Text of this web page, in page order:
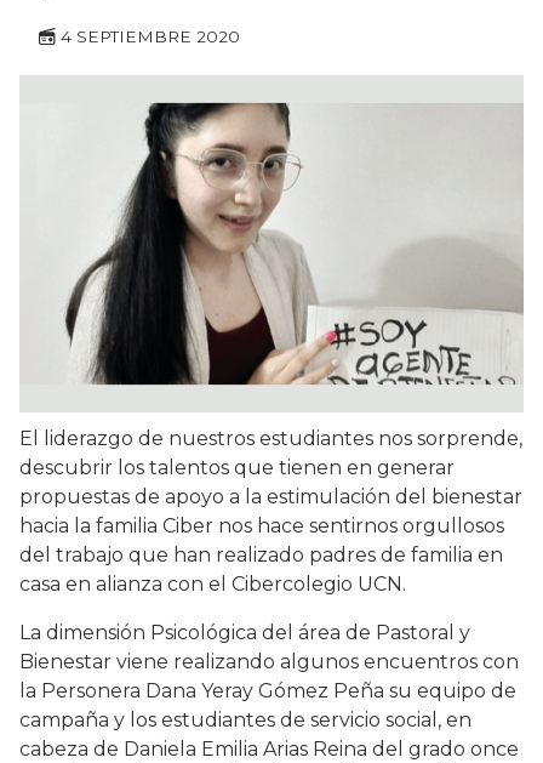
4 SEPTIEMBRE 2020
El liderazgo de nuestros estudiantes nos sorprende,
descubrir los talentos que tienen en generar
propuestas de apoyo a la estimulación del bienestar
hacia la familia Ciber nos hace sentirnos orgullosos
del trabajo que han realizado padres de familia en
casa en alianza con el Cibercolegio UCN.
La dimensión Psicológica del área de Pastoral y
Bienestar viene realizando algunos encuentros con
la Personera Dana Yeray Gómez Peña su equipo de
campaña y los estudiantes de servicio social, en
cabeza de Daniela Emilia Arias Reina del grado once